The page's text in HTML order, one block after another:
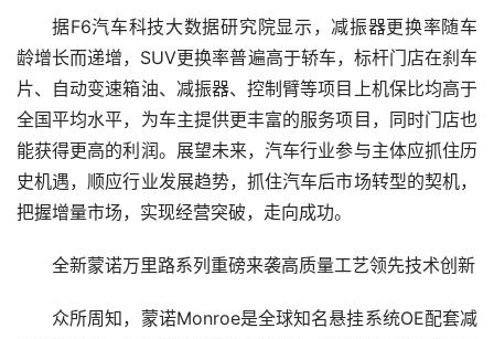
据F6汽车科技大数据研究院显示，减振器更换率随车
龄增长而递增，SUV更换率普遍高于轿车，标杆门店在刹车
片、自动变速箱油、减振器、控制臂等项目上机保比均高于
全国平均水平，为车主提供更丰富的服务项目，同时门店也
能获得更高的利润。展望未来，汽车行业参与主体应抓住历
史机遇，顺应行业发展趋势，抓住汽车后市场转型的契机，
把握增量市场，实现经营突破，走向成功。
全新蒙诺万里路系列重磅来袭高质量工艺领先技术创新
众所周知，蒙诺Monroe是全球知名悬挂系统OE配套减